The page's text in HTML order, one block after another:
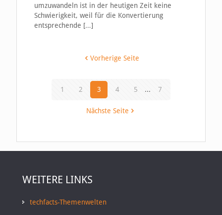
umzuwandeln ist in der heutigen Zeit keine
Schwierigkeit, weil für die Konvertierung
entsprechende […]
Vorherige Seite
1 2 3 4 5 ... 7
Nächste Seite
WEITERE LINKS
techfacts-Themenwelten